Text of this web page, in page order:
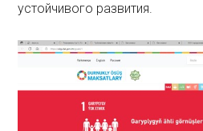
устойчивого развития.